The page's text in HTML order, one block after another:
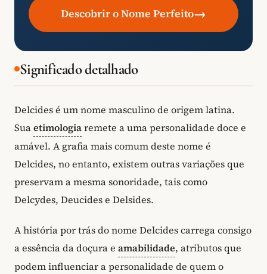
Descobrir o Nome Perfeito→
Significado detalhado
Delcides é um nome masculino de origem latina.
Suaetimologiaremete a uma personalidade doce e
amável. A grafia mais comum deste nome é
Delcides, no entanto, existem outras variações que
preservam a mesma sonoridade, tais como
Delcydes, Deucides e Delsides.
A história por trás do nome Delcides carrega consigo
a essência da doçura e amabilidade, atributos que
podem influenciar a personalidade de quem o